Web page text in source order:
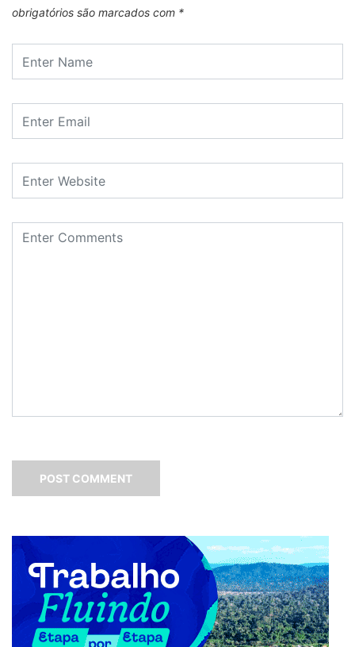
obrigatórios são marcados com *